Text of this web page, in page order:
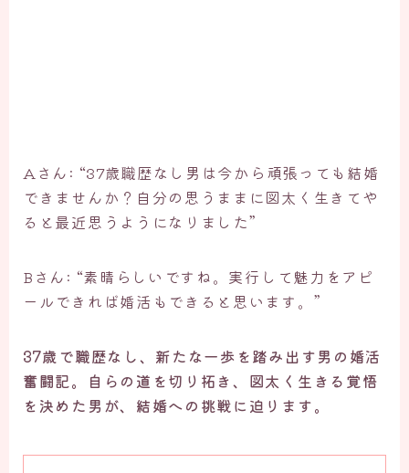
Aさん: “37歳職歴なし男は今から頑張っても結婚
できませんか？自分の思うままに図太く生きてや
ると最近思うようになりました”
Bさん: “素晴らしいですね。実行して魅力をアピ
ールできれば婚活もできると思います。”
37歳で職歴なし、新たな一歩を踏み出す男の婚活
奮闘記。自らの道を切り拓き、図太く生きる覚悟
を決めた男が、結婚への挑戦に迫ります。